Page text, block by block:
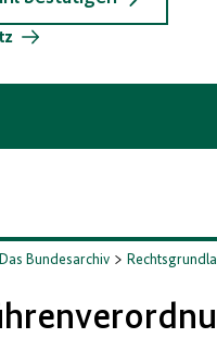
Das Bundesarchiv